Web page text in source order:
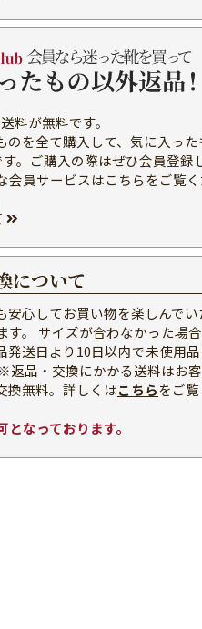
料が無料です。
を全て購入して、気に入った
。ご購入の際はぜひ会員登録
会員サービスはこちらをご覧
について
安心してお買い物を楽しんでい
す。 サイズが合わなかった場
送日より10日以内で未使用
返品・交換にかかる送料はお
換無料。詳しくはこちらをご
なっております。